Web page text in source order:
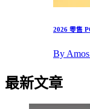
2026 零售
By
最新文章